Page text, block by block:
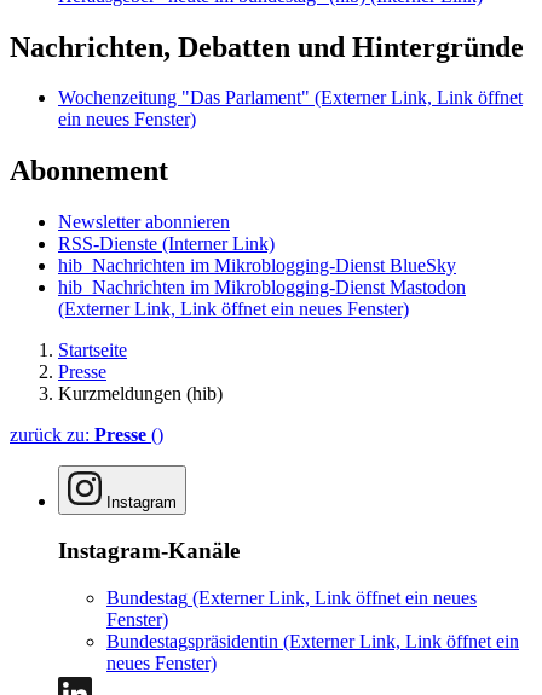
Nachrichten, Debatten und Hintergründe
Wochenzeitung "Das Parlament" (Externer Link, Link öffnet
ein neues Fenster)
Abonnement
Newsletter abonnieren
RSS-Dienste (Interner Link)
hib_Nachrichten im Mikroblogging-Dienst BlueSky
hib_Nachrichten im Mikroblogging-Dienst Mastodon
(Externer Link, Link öffnet ein neues Fenster)
Startseite
Presse
Kurzmeldungen (hib)
zurück zu: Presse ()
Instagram
Instagram-Kanäle
Bundestag (Externer Link, Link öffnet ein neues
Fenster)
Bundestagspräsidentin (Externer Link, Link öffnet ein
neues Fenster)